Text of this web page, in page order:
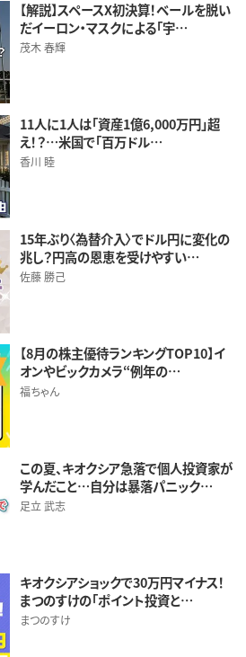
【解説】スペースX初決算！ベールを脱い
だイーロン・マスクによる「宇…
茂木 春輝
11人に1人は「資産1億6,000万円」超
え！？…米国で「百万ドル…
香川 睦
15年ぶり〈為替介入〉でドル円に変化の
兆し？円高の恩恵を受けやすい…
佐藤 勝己
【8月の株主優待ランキングTOP10】イ
オンやビックカメラ“例年の…
福ちゃん
この夏、キオクシア急落で個人投資家が
学んだこと…自分は暴落パニック…
足立 武志
キオクシアショックで30万円マイナス！
まつのすけの「ポイント投資と…
まつのすけ